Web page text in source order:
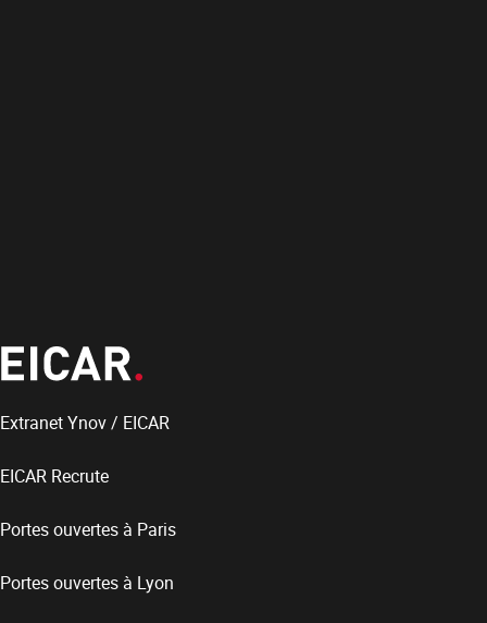
Extranet Ynov / EICAR
EICAR Recrute
Portes ouvertes à Paris
Portes ouvertes à Lyon